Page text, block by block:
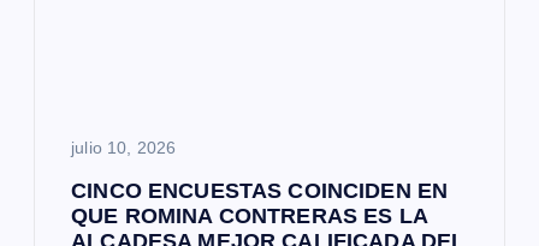
julio 10, 2026
CINCO ENCUESTAS COINCIDEN EN
QUE ROMINA CONTRERAS ES LA